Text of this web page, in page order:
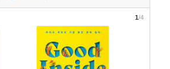
1/4